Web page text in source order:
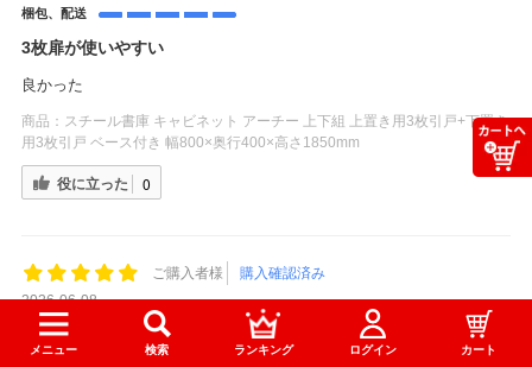
梱包、配送
3枚扉が使いやすい
良かった
商品： スチール書庫 キャビネット アーチー 上下組 上置き用3枚引戸+下置き
用3枚引戸 ベース付き 幅800×奥行400×高さ1850mm
役に立った 0
ご購入者様
購入確認済み
2026-06-08
デザイン
品質
メニュー 検索 ランキング ログイン カート